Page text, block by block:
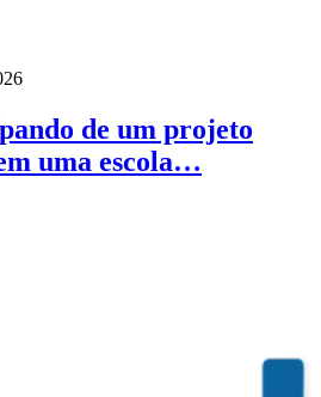
de um projeto
uma escola…